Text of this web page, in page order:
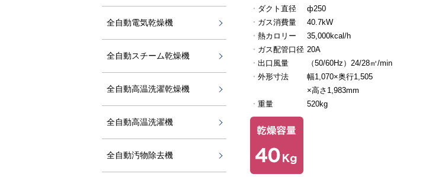
ダクト直径
ф250
ガス消費量
40.7kW
熱カロリー
35,000kcal/h
ガス配管口径 20A
出口風量
（50/60Hz）24/28㎥/min
外形寸法
幅1,070×奥行1,505
×高さ1,983mm
重量
520kg
全自動電気乾燥機
全自動スチーム乾燥機
全自動高温洗濯乾燥機
全自動高温洗濯機
全自動汚物除去機